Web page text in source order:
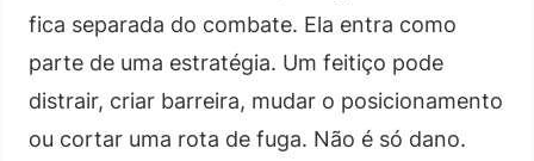
fica separada do combate. Ela entra como
parte de uma estratégia. Um feitiço pode
distrair, criar barreira, mudar o posicionamento
ou cortar uma rota de fuga. Não é só dano.